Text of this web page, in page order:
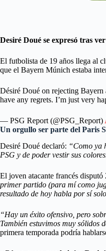
Desiré Doué se expresó tras
El futbolista de 19 años llega al
que el Bayern Múnich estaba
Désiré Doué on rejecting
have any regrets. I’m just very
— PSG Report (@PSG_Report)
Un orgullo ser parte del Paris
Desiré Doué declaró: “Como ya
PSG y de poder vestir sus
El joven atacante francés
primer partido (para mí como
resultado de hoy habla por sí
“Hay un éxito ofensivo, pero
También estuvimos muy sólidos
primera temporada podría